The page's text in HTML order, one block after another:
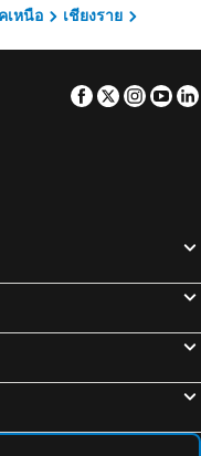
Chiang Rai
Park Inn Chiangrai & Resort
เชียงราย
Bed & Breakfast
าตุลำปางหลวง
ลี่ยมทองคำ
านภูชี้ฟ้า
เหนือ
เชียงราย
Facebook
Twitter